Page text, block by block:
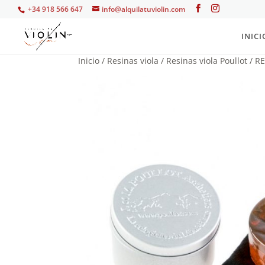
+34 918 566 647 info@alquilatuviolin.com
Inicio / Resinas viola / Resinas viola Poullot /